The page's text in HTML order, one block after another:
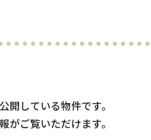
開している物件です。
がご覧いただけます。